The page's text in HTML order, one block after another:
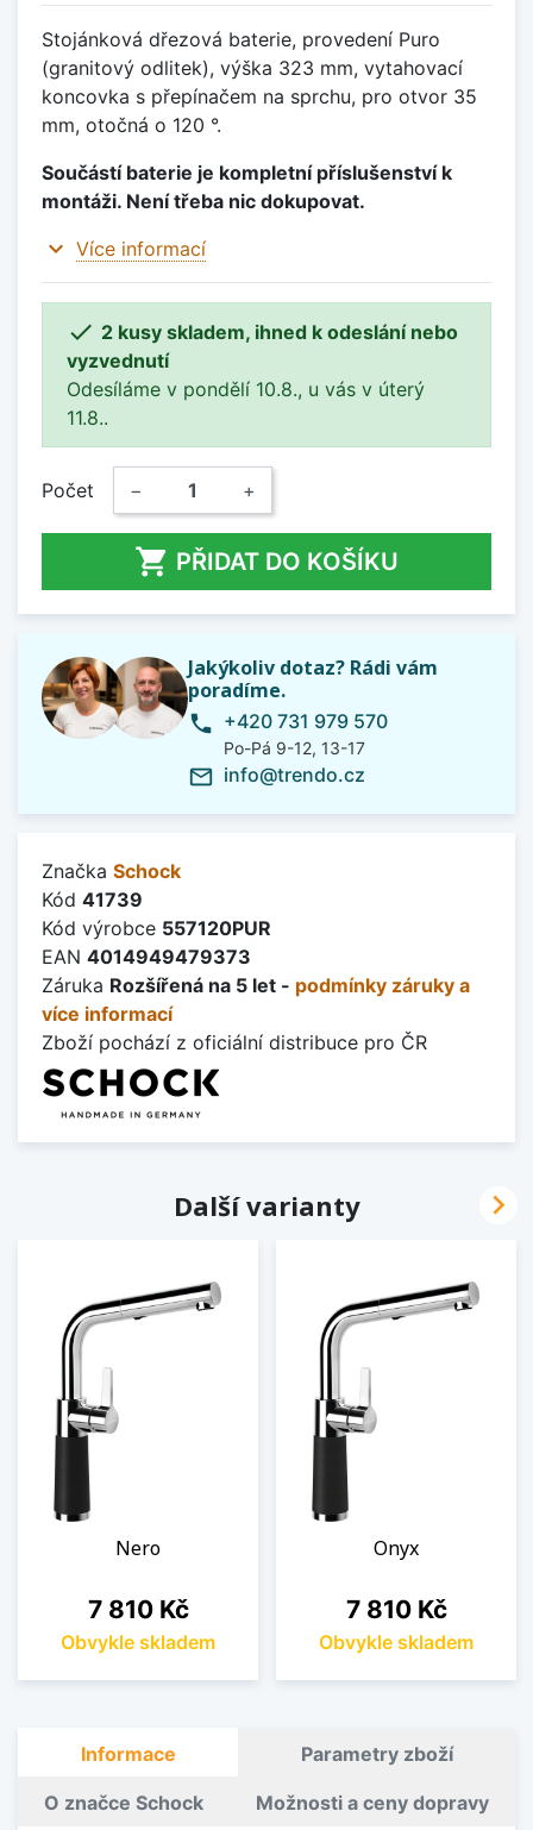
Stojánková dřezová baterie, provedení Puro
(granitový odlitek), výška 323 mm, vytahovací
koncovka s přepínačem na sprchu, pro otvor 35
mm, otočná o 120 °.
Součástí baterie je kompletní příslušenství k
montáži. Není třeba nic dokupovat.
expand_more Více informací
 2 kusy skladem, ihned k odeslání nebo
vyzvednutí
Odesíláme v pondělí 10.8., u vás v úterý
11.8..
Počet − +
 PŘIDAT DO KOŠÍKU
Jakýkoliv dotaz? Rádi vám
poradíme.
phone +420 731 979 570
Po-Pá 9-12, 13-17
mail_outline info@trendo.cz
Značka Schock
Kód 41739
Kód výrobce 557120PUR
EAN 4014949479373
Záruka Rozšířená na 5 let - podmínky záruky a
více informací
Zboží pochází z oficiální distribuce pro ČR
Další varianty
Nero
Cena
7 810 Kč
Obvykle skladem
Onyx
Cena
7 810 Kč
Obvykle skladem

Informace Parametry zboží
O značce Schock Možnosti a ceny dopravy